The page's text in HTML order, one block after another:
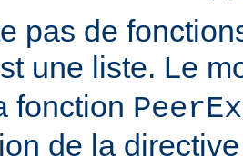
pas de
une liste. Le
fonction
de la